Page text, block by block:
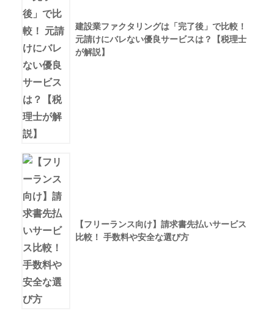
建設業ファクタリングは「完了後」で比較！
元請けにバレない優良サービスは？【税理士
が解説】
【フリーランス向け】請求書先払いサービス
比較！ 手数料や安全な選び方